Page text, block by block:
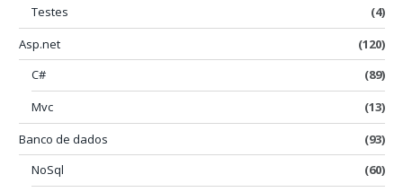
Testes
(4)
Asp.net
(120)
C#
(89)
Mvc
(13)
Banco de dados
(93)
NoSql
(60)